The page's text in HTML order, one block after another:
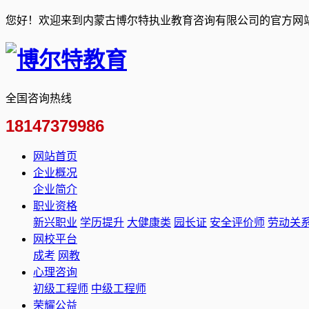
您好！欢迎来到内蒙古博尔特执业教育咨询有限公司的官方网
全国咨询热线
18147379986
网站首页
企业概况
企业简介
职业资格
新兴职业 学历提升 大健康类 园长证 安全评价师 劳动关
网校平台
成考 网教
心理咨询
初级工程师 中级工程师
荣耀公益